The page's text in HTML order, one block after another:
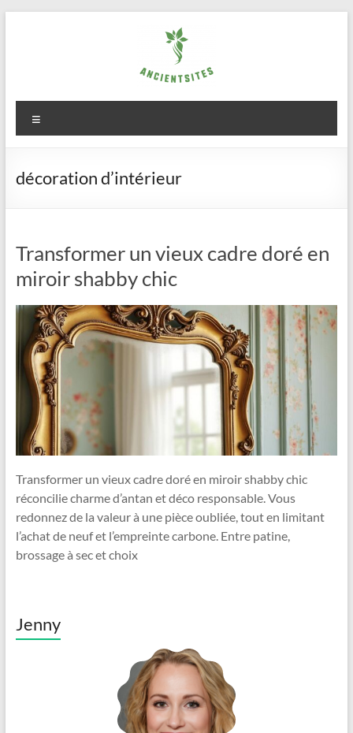
ancientsites.eu
décoration d’intérieur
Transformer un vieux cadre doré en
miroir shabby chic
Transformer un vieux cadre doré en miroir shabby chic
réconcilie charme d’antan et déco responsable. Vous
redonnez de la valeur à une pièce oubliée, tout en limitant
l’achat de neuf et l’empreinte carbone. Entre patine,
brossage à sec et choix
Jenny